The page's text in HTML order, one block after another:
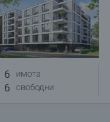
6 имота
6 свободни